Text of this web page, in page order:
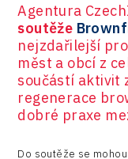
Agentura
soutěže
nejzdařilejší
měst a obcí z
součástí aktivit
regenerace
dobré praxe
Do soutěže se